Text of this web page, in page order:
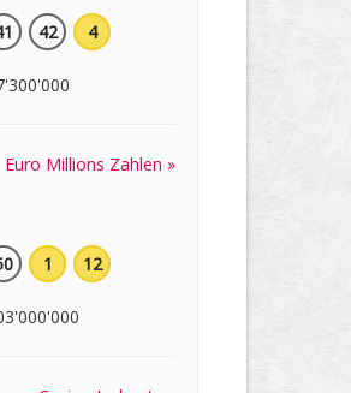
42 4
Euro Millions Zahlen »
1 12